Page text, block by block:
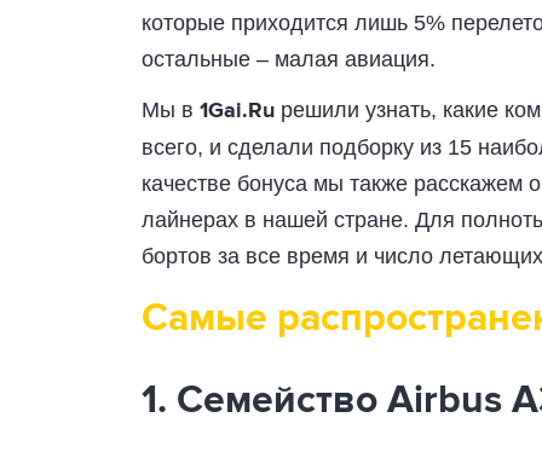
которые приходится лишь 5%
остальные – малая авиация.
Мы в 1Gai.Ru решили узнать, какие
всего, и сделали подборку из 15
качестве бонуса мы также расскажем
лайнерах в нашей стране. Для
бортов за все время и число
Самые
1. Семейство Airbus